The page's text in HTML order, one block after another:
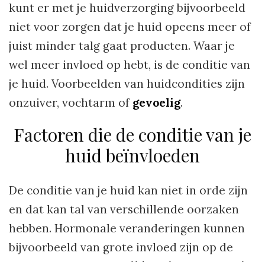
kunt er met je huidverzorging bijvoorbeeld
niet voor zorgen dat je huid opeens meer of
juist minder talg gaat producten. Waar je
wel meer invloed op hebt, is de conditie van
je huid. Voorbeelden van huidcondities zijn
onzuiver, vochtarm of gevoelig.
Factoren die de conditie van je
huid beïnvloeden
De conditie van je huid kan niet in orde zijn
en dat kan tal van verschillende oorzaken
hebben. Hormonale veranderingen kunnen
bijvoorbeeld van grote invloed zijn op de